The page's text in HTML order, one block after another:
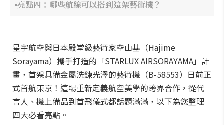
亮點四：哪些航線可以搭到這架藝術機？
星宇航空與日本殿堂級藝術家空山基（Hajime
Sorayama）攜手打造的「STARLUX AIRSORAYAMA」計
畫，首架具備金屬洗鍊光澤的藝術機（B-58553）日前正
式首航東京！這場重新定義航空美學的跨界合作，從代
言人、機上備品到首飛儀式都話題滿滿，以下為您整理
四大必看亮點。